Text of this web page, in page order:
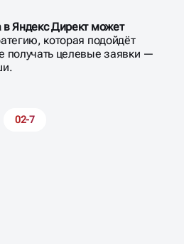
РЕКЛАМЫ
Яндекс Директ может
которая подойдёт
получать целевые заявки —
02-7